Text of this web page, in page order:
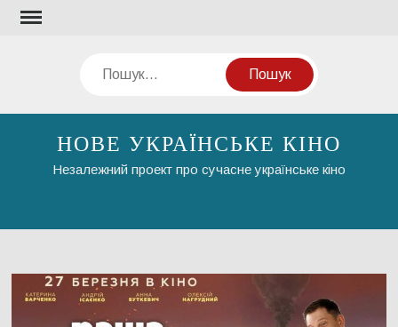
Перейти
Пошук
НОВЕ УКРАЇНСЬКЕ КІНО
Незалежний проект про сучасне українське кіно